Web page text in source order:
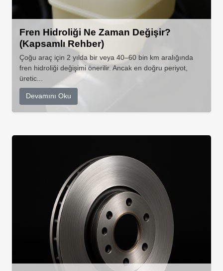
Fren Hidroliği Ne Zaman Değişir?
(Kapsamlı Rehber)
Çoğu araç için 2 yılda bir veya 40–60 bin km aralığında
fren hidroliği değişimi önerilir. Ancak en doğru periyot,
üretic...
Devamını Oku